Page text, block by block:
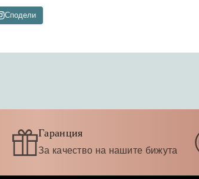
т
п
ъ
н
р
е
,
к
Сподели
Гаранция
За качество на нашите бижута